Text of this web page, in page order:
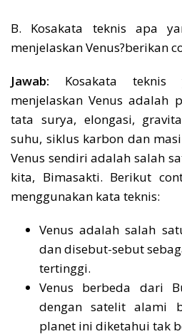
B. Kosakata teknis apa
menjelaskan Venus?berikan
Jawab: Kosakata teknis
menjelaskan Venus adalah
tata surya, elongasi,
suhu, siklus karbon dan
Venus sendiri adalah salah
kita, Bimasakti. Berikut
menggunakan kata teknis:
Venus adalah salah
dan disebut-sebut
tertinggi.
Venus berbeda dari
dengan satelit alami
planet ini diketahui tak